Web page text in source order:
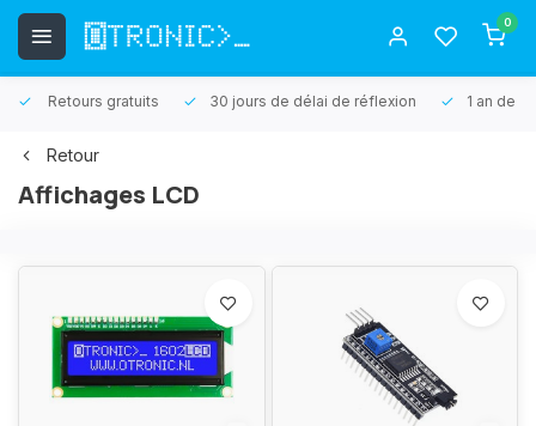
0
Retours gratuits 30 jours de délai de réflexion 1 an de
Retour
Affichages LCD